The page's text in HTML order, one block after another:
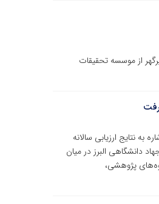
از موسسه تحقیقات
نتایج ارزیابی سالانه
دانشگاهی البرز در میان
پژوهشی،